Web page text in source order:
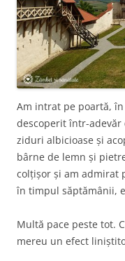
Am intrat pe poartă,
descoperit într-adevăr
ziduri albicioase și
bârne de lemn și
colțișor și am admirat
în timpul săptămânii,
Multă pace peste tot.
mereu un efect